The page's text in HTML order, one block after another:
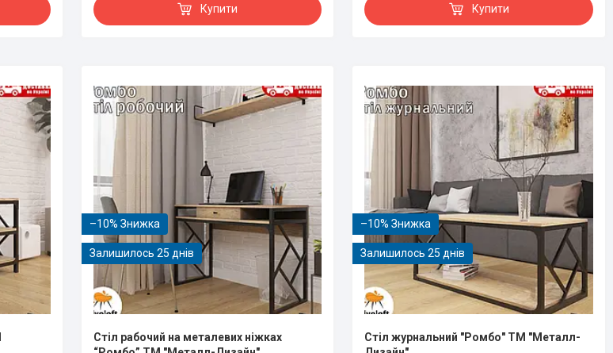
Купити Купити
–10%
Залишилось 25 днів
Стіл рабочий на металевих нiжках
–10%
Залишилось 25 днів
Стiл журнальний "Ромбо" ТМ "Металл-